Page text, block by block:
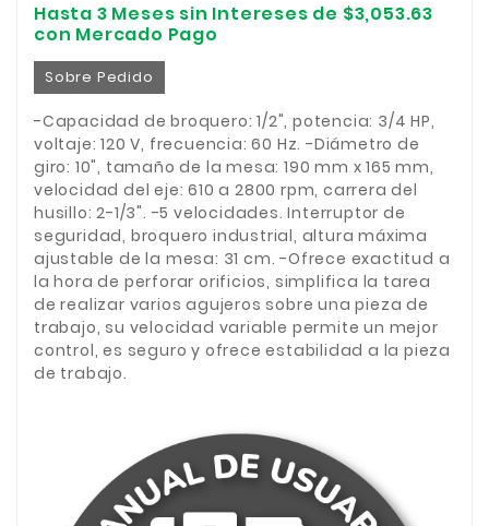
Hasta 3 Meses sin Intereses de $3,053.63
con Mercado Pago
Sobre Pedido
-Capacidad de broquero: 1/2", potencia: 3/4 HP,
voltaje: 120 V, frecuencia: 60 Hz. -Diámetro de
giro: 10", tamaño de la mesa: 190 mm x 165 mm,
velocidad del eje: 610 a 2800 rpm, carrera del
husillo: 2-1/3". -5 velocidades. Interruptor de
seguridad, broquero industrial, altura máxima
ajustable de la mesa: 31 cm. -Ofrece exactitud a
la hora de perforar orificios, simplifica la tarea
de realizar varios agujeros sobre una pieza de
trabajo, su velocidad variable permite un mejor
control, es seguro y ofrece estabilidad a la pieza
de trabajo.